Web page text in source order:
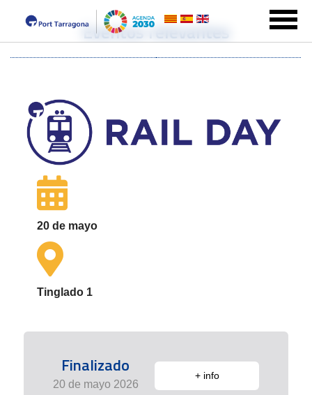
Eventos relevantes
20 de mayo
Tinglado 1
Finalizado
20 de mayo 2026
+ info